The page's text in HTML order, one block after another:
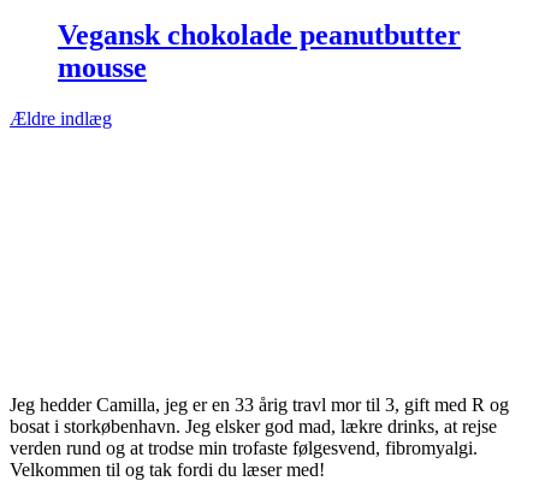
Vegansk chokolade peanutbutter
mousse
Ældre indlæg
Jeg hedder Camilla, jeg er en 33 årig travl mor til 3, gift med R og
bosat i storkøbenhavn. Jeg elsker god mad, lækre drinks, at rejse
verden rund og at trodse min trofaste følgesvend, fibromyalgi.
Velkommen til og tak fordi du læser med!